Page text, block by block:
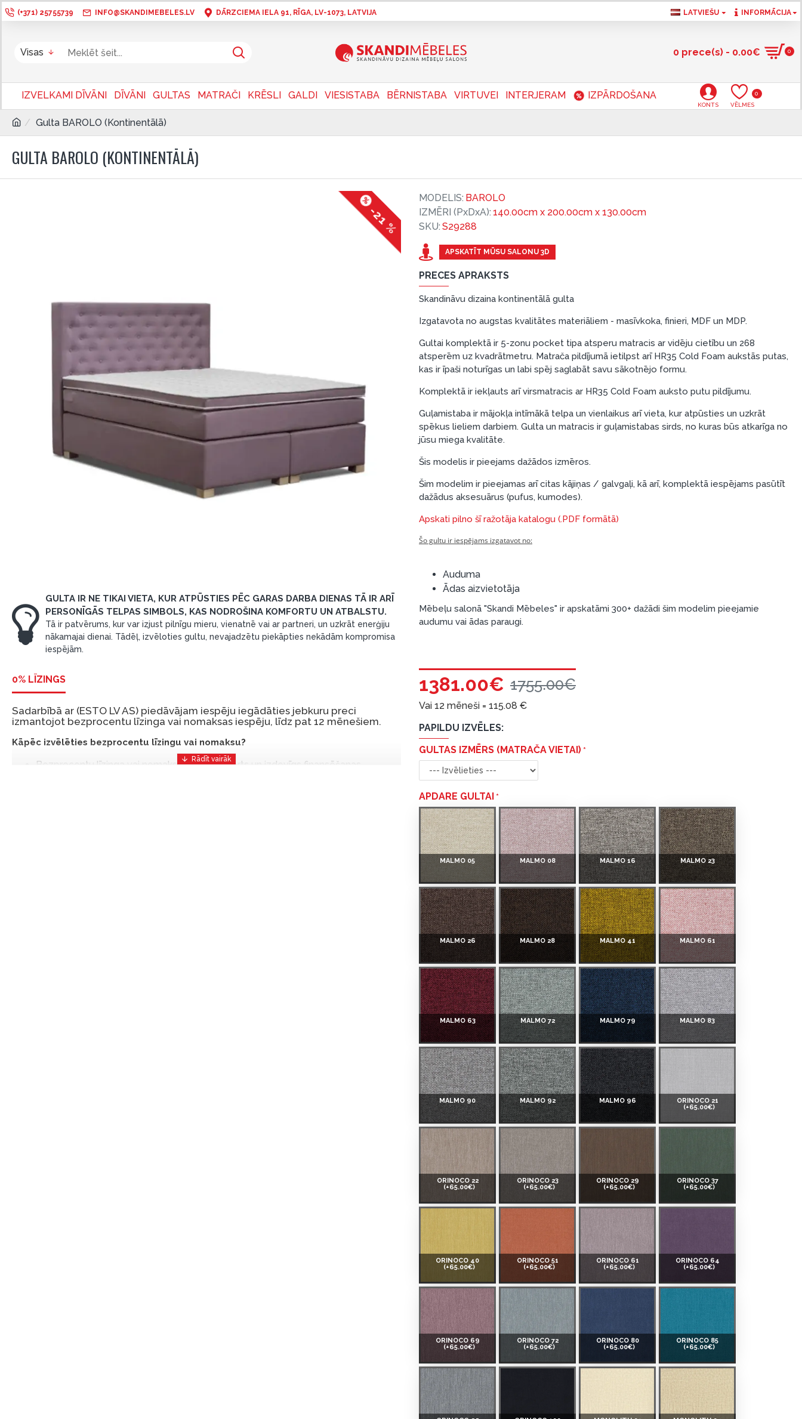
(+371) 25755739 INFO@SKANDIMEBELES.LV DĀRZCIEMA IELA 91, RĪGA, LV-1073, LATVIJA LATVIEŠU INFORMĀCIJA
Visas 0 prece(s) - 0.00€ 0
IZVELKAMI DĪVĀNI DĪVĀNI GULTAS MATRAČI KRĒSLI GALDI VIESISTABA BĒRNISTABA VIRTUVEI INTERJERAM IZPĀRDOŠANA
KONTS VĒLMES
0
Gulta BAROLO (Kontinentālā)
GULTA BAROLO (KONTINENTĀLĀ)
-21 %
GULTA IR NE TIKAI VIETA, KUR ATPŪSTIES PĒC GARAS DARBA DIENAS TĀ IR ARĪ
PERSONĪGĀS TELPAS SIMBOLS, KAS NODROŠINA KOMFORTU UN ATBALSTU.
Tā ir patvērums, kur var izjust pilnīgu mieru, vienatnē vai ar partneri, un uzkrāt enerģiju
nākamajai dienai. Tādēļ, izvēloties gultu, nevajadzētu piekāpties nekādām kompromisa
iespējām.
0% LĪZINGS
Sadarbībā ar (ESTO LV AS) piedāvājam iespēju iegādāties jebkuru preci
izmantojot bezprocentu līzinga vai nomaksas iespēju, līdz pat 12 mēnešiem.
Kāpēc izvēlēties bezprocentu līzingu vai nomaksu?
Bezprocentu līzinga vai nomaksas iespēja ir ērts un izdevīgs finansēšanas
APSKATĪT MŪSU SALONU 3D
PRECES APRAKSTS
Skandināvu dizaina kontinentālā gulta
Izgatavota no augstas kvalitātes materiāliem - masīvkoka, finieri, MDF un MDP.
Gultai komplektā ir 5-zonu pocket tipa atsperu matracis ar vidēju cietību un 268
atsperēm uz kvadrātmetru. Matrača pildījumā ietilpst arī HR35 Cold Foam aukstās putas,
kas ir īpaši noturīgas un labi spēj saglabāt savu sākotnējo formu.
Komplektā ir iekļauts arī virsmatracis ar HR35 Cold Foam auksto putu pildījumu.
Guļamistaba ir mājokļa intīmākā telpa un vienlaikus arī vieta, kur atpūsties un uzkrāt
spēkus lieliem darbiem. Gulta un matracis ir guļamistabas sirds, no kuras būs atkarīga no
jūsu miega kvalitāte.
Šis modelis ir pieejams dažādos izmēros.
Šim modelim ir pieejamas arī citas kājiņas / galvgaļi, kā arī, komplektā iespējams pasūtīt
dažādus aksesuārus (pufus, kumodes).
Apskati pilno šī ražotāja katalogu (.PDF formātā)
Šo gultu ir iespējams izgatavot no:
Auduma
Ādas aizvietotāja
Mēbeļu salonā "Skandi Mēbeles" ir apskatāmi 300+ dažādi šim modelim pieejamie
audumu vai ādas paraugi.
MODELIS: BAROLO
IZMĒRI (PxDxA): 140.00cm x 200.00cm x 130.00cm
SKU: S29288
1381.00€ 1755.00€
Vai 12 mēneši = 115.08 €
PAPILDU IZVĒLES:
GULTAS IZMĒRS (MATRAČA VIETAI)
APDARE GULTAI
MALMO 05 MALMO 08 MALMO 16 MALMO 23
MALMO 26 MALMO 28 MALMO 41 MALMO 61
MALMO 63 MALMO 72 MALMO 79 MALMO 83
MALMO 90 MALMO 92 MALMO 96
ORINOCO 21
(+65.00€)
ORINOCO 22
(+65.00€)
ORINOCO 23
(+65.00€)
ORINOCO 29
(+65.00€)
ORINOCO 37
(+65.00€)
ORINOCO 40
(+65.00€)
ORINOCO 51
(+65.00€)
ORINOCO 61
(+65.00€)
ORINOCO 64
(+65.00€)
ORINOCO 69
(+65.00€)
ORINOCO 72
(+65.00€)
ORINOCO 80
(+65.00€)
ORINOCO 85
(+65.00€)